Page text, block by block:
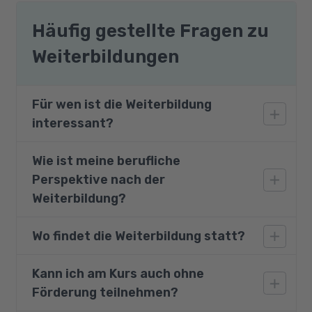
Häufig gestellte Fragen zu
Weiterbildungen
Für wen ist die Weiterbildung
interessant?
Die Aufstiegsfortbildung eignet sich
besonders für Mitarbeiter/-innen des
Rechnungswesens bzw. der Buchhaltung, die
Führungsaufgaben zu übernehmen.
Wie ist meine berufliche
Perspektive nach der
Weiterbildung?
Bilanzbuchhalter sind gefragte Spezialisten im
leitende Positionen im Unternehmen. Sie sind
für das betriebliche Rechnungswesen
Wo findet die Weiterbildung statt?
Die Teilnahme ist an einem unserer
Partnerstandorte oder - bei Zustimmung des
Kann ich am Kurs auch ohne
Förderung teilnehmen?